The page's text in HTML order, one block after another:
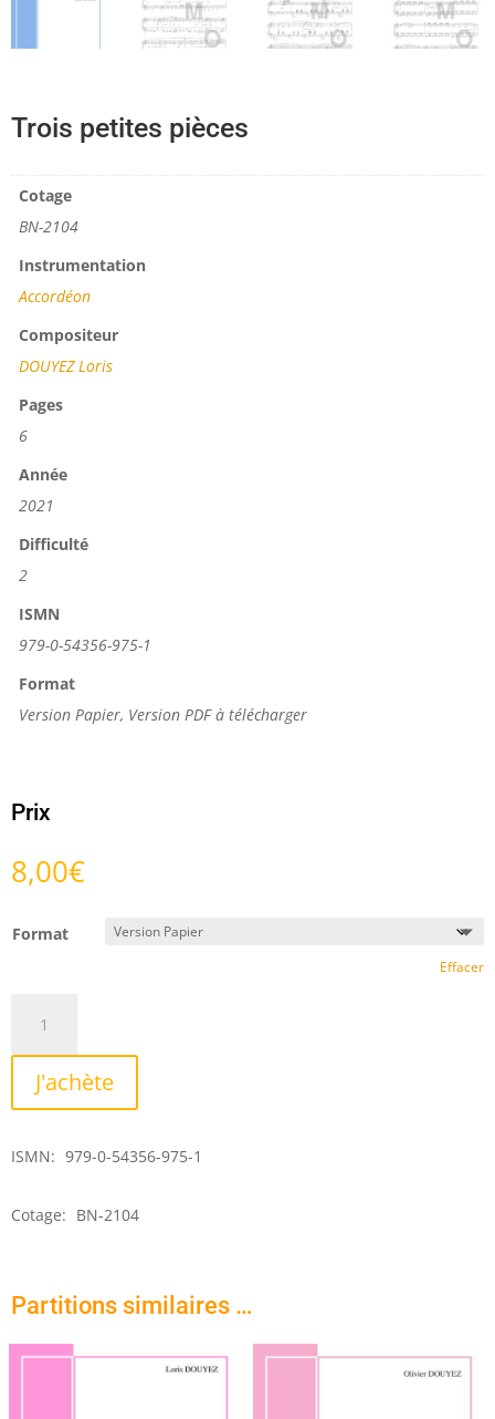
Trois petites pièces
Cotage
BN-2104
Instrumentation
Accordéon
Compositeur
DOUYEZ Loris
Pages
6
Année
2021
Difficulté
2
ISMN
979-0-54356-975-1
Format
Version Papier, Version PDF à télécharger
Prix
8,00€
Format
Effacer
Trois
petites
pièces
J'achète
ISMN: 979-0-54356-975-1
Cotage: BN-2104
Partitions similaires …